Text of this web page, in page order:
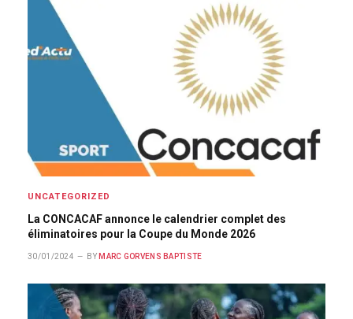
UNCATEGORIZED
La CONCACAF annonce le calendrier complet des
éliminatoires pour la Coupe du Monde 2026
30/01/2024 BY MARC GORVENS BAPTISTE